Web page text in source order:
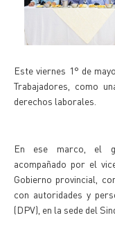
Este viernes 1° de
Trabajadores, como
derechos laborales.
En ese marco, el
acompañado por el
Gobierno provincial,
con autoridades y
(DPV), en la sede del